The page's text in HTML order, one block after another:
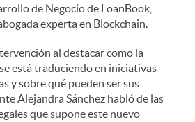
de Negocio de LoanBook,
abogada experta en Blockchain.
al destacar como la
está traduciendo en iniciativas
y sobre qué pueden ser sus
Alejandra Sánchez habló de las
que supone este nuevo